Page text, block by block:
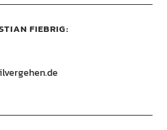
FIEBRIG